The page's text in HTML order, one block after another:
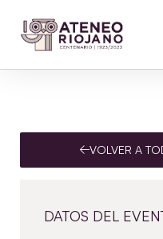
VOLVER A
DATOS DEL